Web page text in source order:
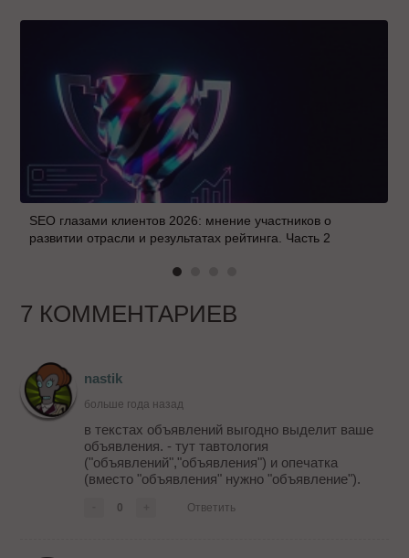
SEO глазами клиентов 2026: мнение участников о
развитии отрасли и результатах рейтинга. Часть 2
7 КОММЕНТАРИЕВ
nastik
больше года назад
в текстах объявлений выгодно выделит ваше
объявления. - тут тавтология
("объявлений","объявления") и опечатка
(вместо "объявления" нужно "объявление").
0 Ответить